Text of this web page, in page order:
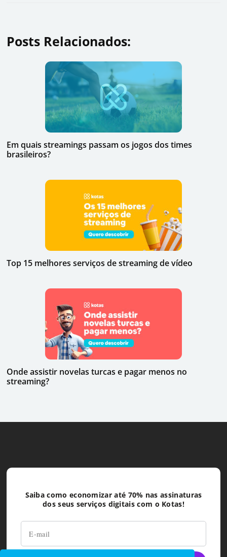
Posts Relacionados:
Em quais streamings passam os jogos dos times
brasileiros?
Top 15 melhores serviços de streaming de vídeo
Onde assistir novelas turcas e pagar menos no
streaming?
Saiba como economizar até 70% nas assinaturas
dos seus serviços digitais com o Kotas!